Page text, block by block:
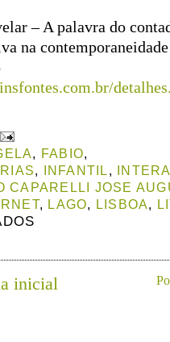
– A palavra do
na
, FABIO,
, INFANTIL ,
CAPARELLI JOSE
, LAGO, LISBOA,
inicial